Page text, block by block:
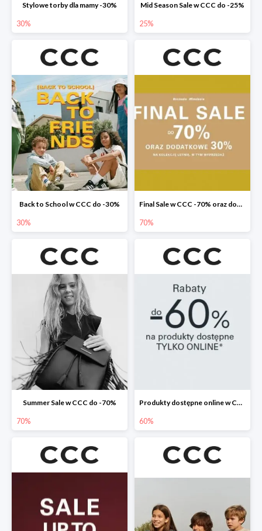
Stylowe torby dla mamy -30%
30%
Mid Season Sale w CCC do -25%
25%
Back to School w CCC do -30%
30%
Final Sale w CCC -70% oraz dodatkowe -30%
70%
Summer Sale w CCC do -70%
70%
Produkty dostępne online w CCC do -60%
60%